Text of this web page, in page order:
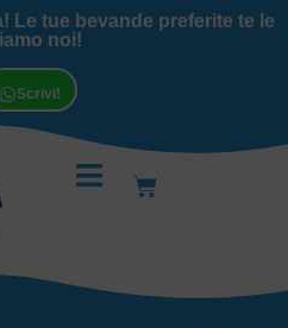
Le tue bevande preferite te le
noi!
Scrivi!